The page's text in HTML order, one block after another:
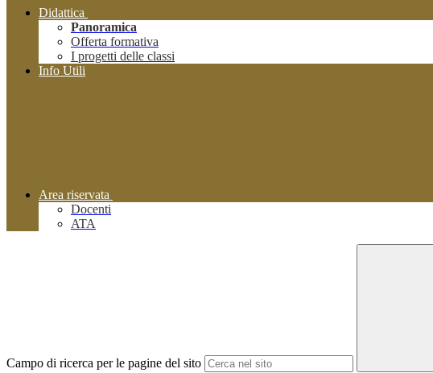
Didattica
Panoramica
Offerta formativa
I progetti delle classi
Info Utili
Area riservata
Docenti
ATA
Campo di ricerca per le pagine del sito